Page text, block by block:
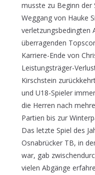
musste zu Beginn
Weggang von Hauke
verletzungsbedingten
überragenden
Karriere-Ende von
Leistungsträger-
Kirschstein
und U18-Spieler
die Herren nach
Partien bis zur
Das letzte Spiel des
Osnabrücker TB, in
war, gab
vielen Abgänge